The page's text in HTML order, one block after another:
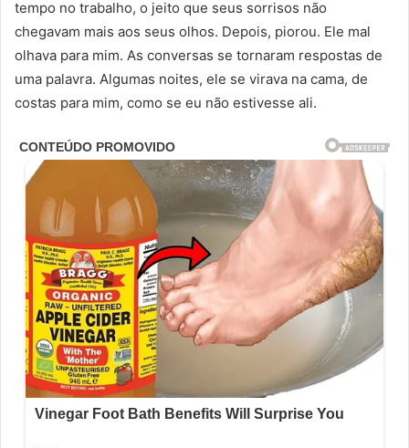
tempo no trabalho, o jeito que seus sorrisos não
chegavam mais aos seus olhos. Depois, piorou. Ele mal
olhava para mim. As conversas se tornaram respostas de
uma palavra. Algumas noites, ele se virava na cama, de
costas para mim, como se eu não estivesse ali.